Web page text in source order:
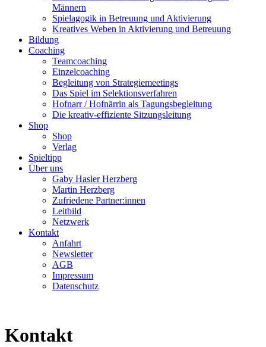
Männern
Spielagogik in Betreuung und Aktivierung
Kreatives Weben in Aktivierung und Betreuung
Bildung
Coaching
Teamcoaching
Einzelcoaching
Begleitung von Strategiemeetings
Das Spiel im Selektionsverfahren
Hofnarr / Hofnärrin als Tagungsbegleitung
Die kreativ-effiziente Sitzungsleitung
Shop
Shop
Verlag
Spieltipp
Über uns
Gaby Hasler Herzberg
Martin Herzberg
Zufriedene Partner:innen
Leitbild
Netzwerk
Kontakt
Anfahrt
Newsletter
AGB
Impressum
Datenschutz
Kontakt